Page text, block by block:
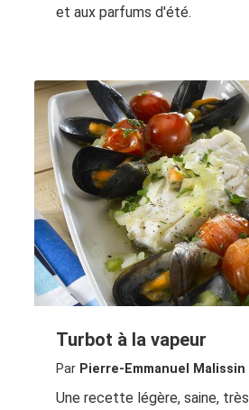
et aux parfums d'été.
Turbot à la vapeur
Par Pierre-Emmanuel Malissin
Une recette légère, saine, très